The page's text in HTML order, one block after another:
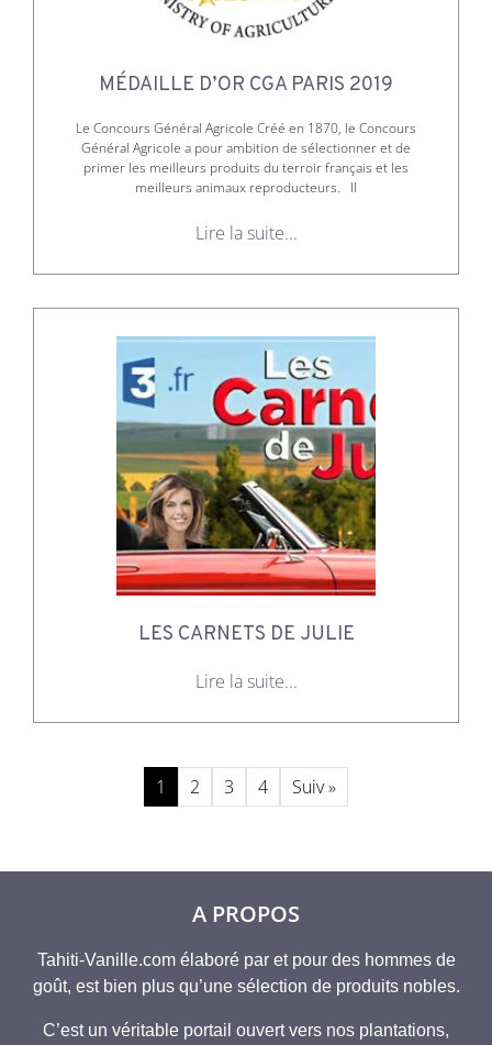
MÉDAILLE D’OR CGA PARIS 2019
Le Concours Général Agricole Créé en 1870, le Concours
Général Agricole a pour ambition de sélectionner et de
primer les meilleurs produits du terroir français et les
meilleurs animaux reproducteurs. Il
Lire la suite...
LES CARNETS DE JULIE
Lire la suite...
1 2 3 4 Suiv »
A PROPOS
Tahiti-Vanille.com élaboré par et pour des hommes de
goût, est bien plus qu’une sélection de produits nobles.
C’est un véritable portail ouvert vers nos plantations,